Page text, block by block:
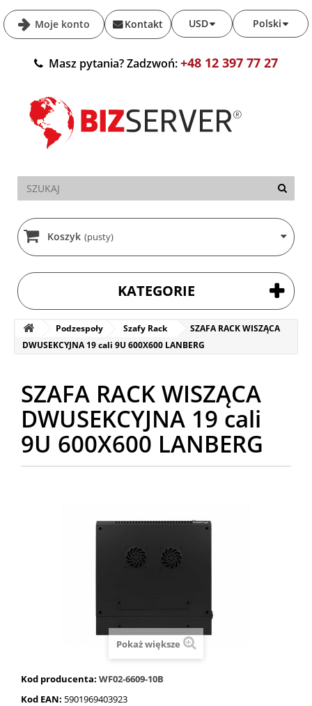
Moje konto Polski
USD
Kontakt
Masz pytania? Zadzwoń:+48 12 397 77 27
Koszyk (pusty)
KATEGORIE
Podzespoły Szafy Rack
SZAFA RACK WISZĄCA
DWUSEKCYJNA 19 cali 9U 600X600 LANBERG
SZAFA RACK WISZĄCA
DWUSEKCYJNA 19 cali
9U 600X600 LANBERG
Pokaż większe
Kod producenta: WF02-6609-10B
Kod EAN: 5901969403923